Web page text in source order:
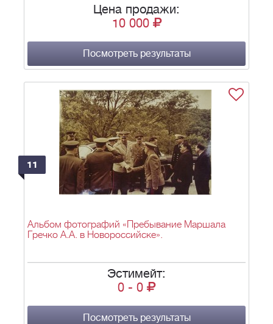
Цена продажи:
10 000
Посмотреть результаты
11
Альбом фотографий «Пребывание Маршала
Гречко А.А. в Новороссийске».
Эстимейт:
0 - 0
Посмотреть результаты